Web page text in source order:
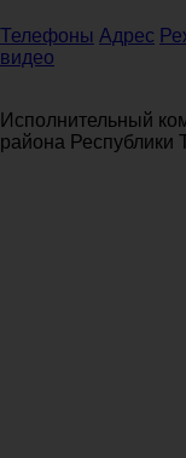
Телефоны Адрес
видео
Исполнительный
района Республики